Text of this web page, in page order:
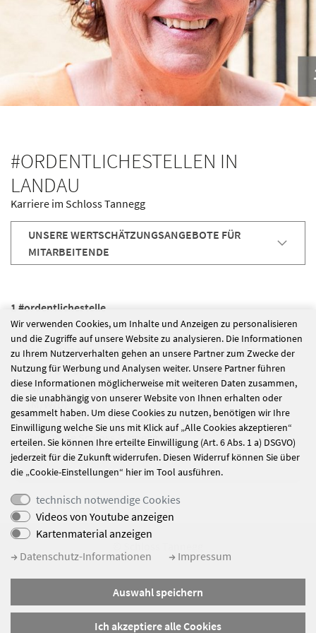
#ORDENTLICHESTELLEN IN
LANDAU
Karriere im Schloss Tannegg
UNSERE WERTSCHÄTZUNGSANGEBOTE FÜR
MITARBEITENDE
1 #ordentlichestelle
FACHKRAFT IM BEREITSCHAFTSDIENST
DER SUCHTHILFE (ÜBERWIEGEND
NACHT- UND WOCHENENDDIENST)
(M/W/D)
Berufseinsteiger/Berufserfahrene, Soziales
Suchthilfe Schloss Tannegg
94405 Landau an der Isar
Datenschutz
Wir verwenden Cookies, um Inhalte und Anzeigen zu personalisieren
und die Zugriffe auf unsere Website zu analysieren. Die Informationen
zu Ihrem Nutzerverhalten gehen an unsere Partner zum Zwecke der
Nutzung für Werbung und Analysen weiter. Unsere Partner führen
diese Informationen möglicherweise mit weiteren Daten zusammen,
die sie unabhängig von unserer Website von Ihnen erhalten oder
gesammelt haben. Um diese Cookies zu nutzen, benötigen wir Ihre
Einwilligung welche Sie uns mit Klick auf „Alle Cookies akzeptieren“
erteilen. Sie können Ihre erteilte Einwilligung (Art. 6 Abs. 1 a) DSGVO)
jederzeit für die Zukunft widerrufen. Diesen Widerruf können Sie über
die „Cookie-Einstellungen“ hier im Tool ausführen.
technisch notwendige Cookies
Videos von Youtube anzeigen
Kartenmaterial anzeigen
Datenschutz-Informationen
Impressum
Auswahl speichern
Ich akzeptiere alle Cookies